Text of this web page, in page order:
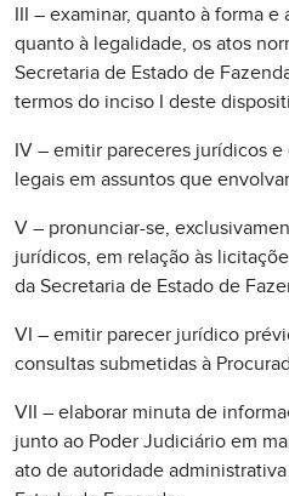
III – examinar, quanto à forma
quanto à legalidade, os atos
Secretaria de Estado de
termos do inciso I deste
IV – emitir pareceres jurídicos
legais em assuntos que
V – pronunciar-se,
jurídicos, em relação às
da Secretaria de Estado de
VI – emitir parecer jurídico
consultas submetidas à
VII – elaborar minuta de
junto ao Poder Judiciário em
ato de autoridade